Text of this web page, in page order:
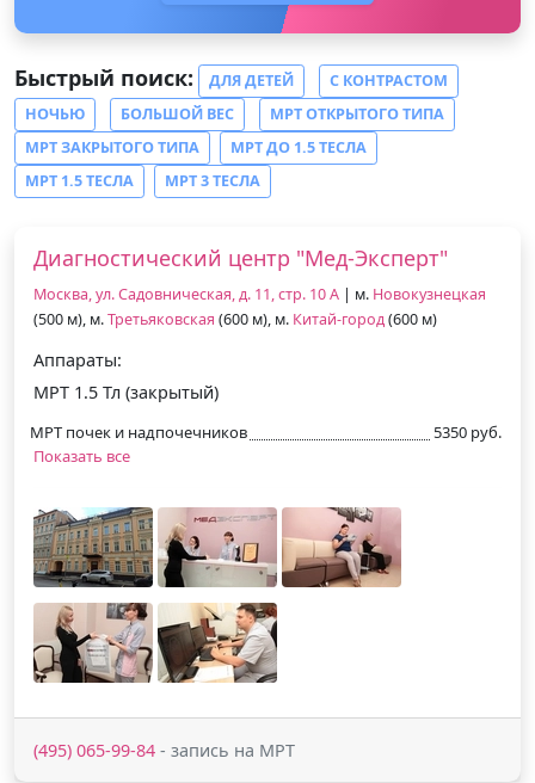
Быстрый поиск: ДЛЯ ДЕТЕЙ
С КОНТРАСТОМ
НОЧЬЮ
БОЛЬШОЙ ВЕС
МРТ ОТКРЫТОГО ТИПА
МРТ ЗАКРЫТОГО ТИПА
МРТ ДО 1.5 ТЕСЛА
МРТ 1.5 ТЕСЛА
МРТ 3 ТЕСЛА
Диагностический центр "Мед-Эксперт"
Москва, ул. Садовническая, д. 11, стр. 10 А | м. Новокузнецкая
(500 м), м.Третьяковская (600 м), м. Китай-город(600 м)
Аппараты:
МРТ 1.5 Тл (закрытый)
МРТ почек и надпочечников
5350 руб.
Показать все
(495) 065-99-84 - запись на МРТ